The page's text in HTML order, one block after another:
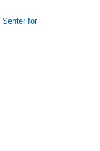
Senter for